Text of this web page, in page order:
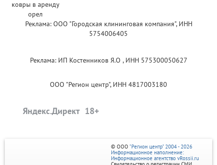
Реклама: ООО "Городская клининговая компания", ИНН
5754006405
Реклама: ИП Костенников Я.О , ИНН 575300050627
ООО "Регион центр", ИНН 4817003180
Яндекс.Директ
© ООО "Регион центр" 2004 - 2026
Информационное наполнение:
Информационное агентство vRossii.ru